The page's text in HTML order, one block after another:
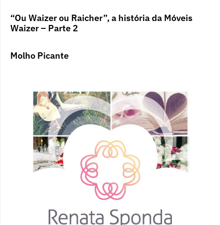
“Ou Waizer ou Raicher”, a história da Móveis
Waizer – Parte 2
Molho Picante